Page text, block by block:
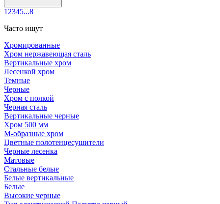
1 2345...8
Часто ищут
Хромированные
Хром нержавеющая сталь
Вертикальные хром
Лесенкой хром
Темные
Черные
Хром с полкой
Черная сталь
Вертикальные черные
Хром 500 мм
М-образные хром
Цветные полотенцесушители
Черные лесенка
Матовые
Стальные белые
Белые вертикальные
Белые
Высокие черные